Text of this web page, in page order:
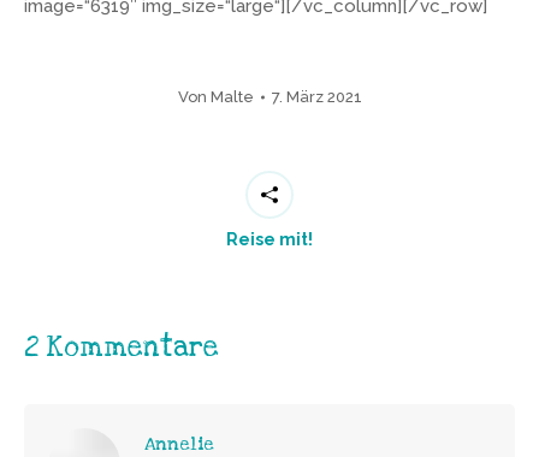
image=“6319″ img_size=“large“][/vc_column][/vc_row]
Von Malte 7. März 2021
Reise mit!
2 Kommentare
Annelie